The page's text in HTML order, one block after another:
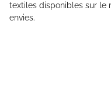
textiles disponibles sur le
envies.